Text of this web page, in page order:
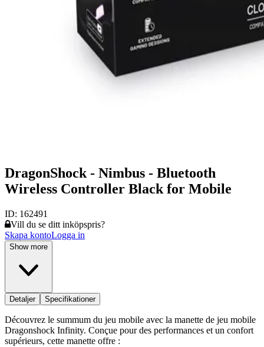
DragonShock - Nimbus - Bluetooth
Wireless Controller Black for Mobile
ID: 162491
Vill du se ditt inköpspris?
Skapa kontoLogga in
Show more
Detaljer Specifikationer
Découvrez le summum du jeu mobile avec la manette de jeu mobile
Dragonshock Infinity. Conçue pour des performances et un confort
supérieurs, cette manette offre :